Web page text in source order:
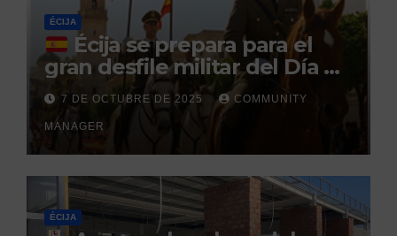
ÉCIJA
Écija se prepara para el
gran desfile militar del Día de
la Hispanidad organizado por
el Centro Militar de Cría
Caballar
7 DE OCTUBRE DE 2025 COMMUNITY
MANAGER
ÉCIJA